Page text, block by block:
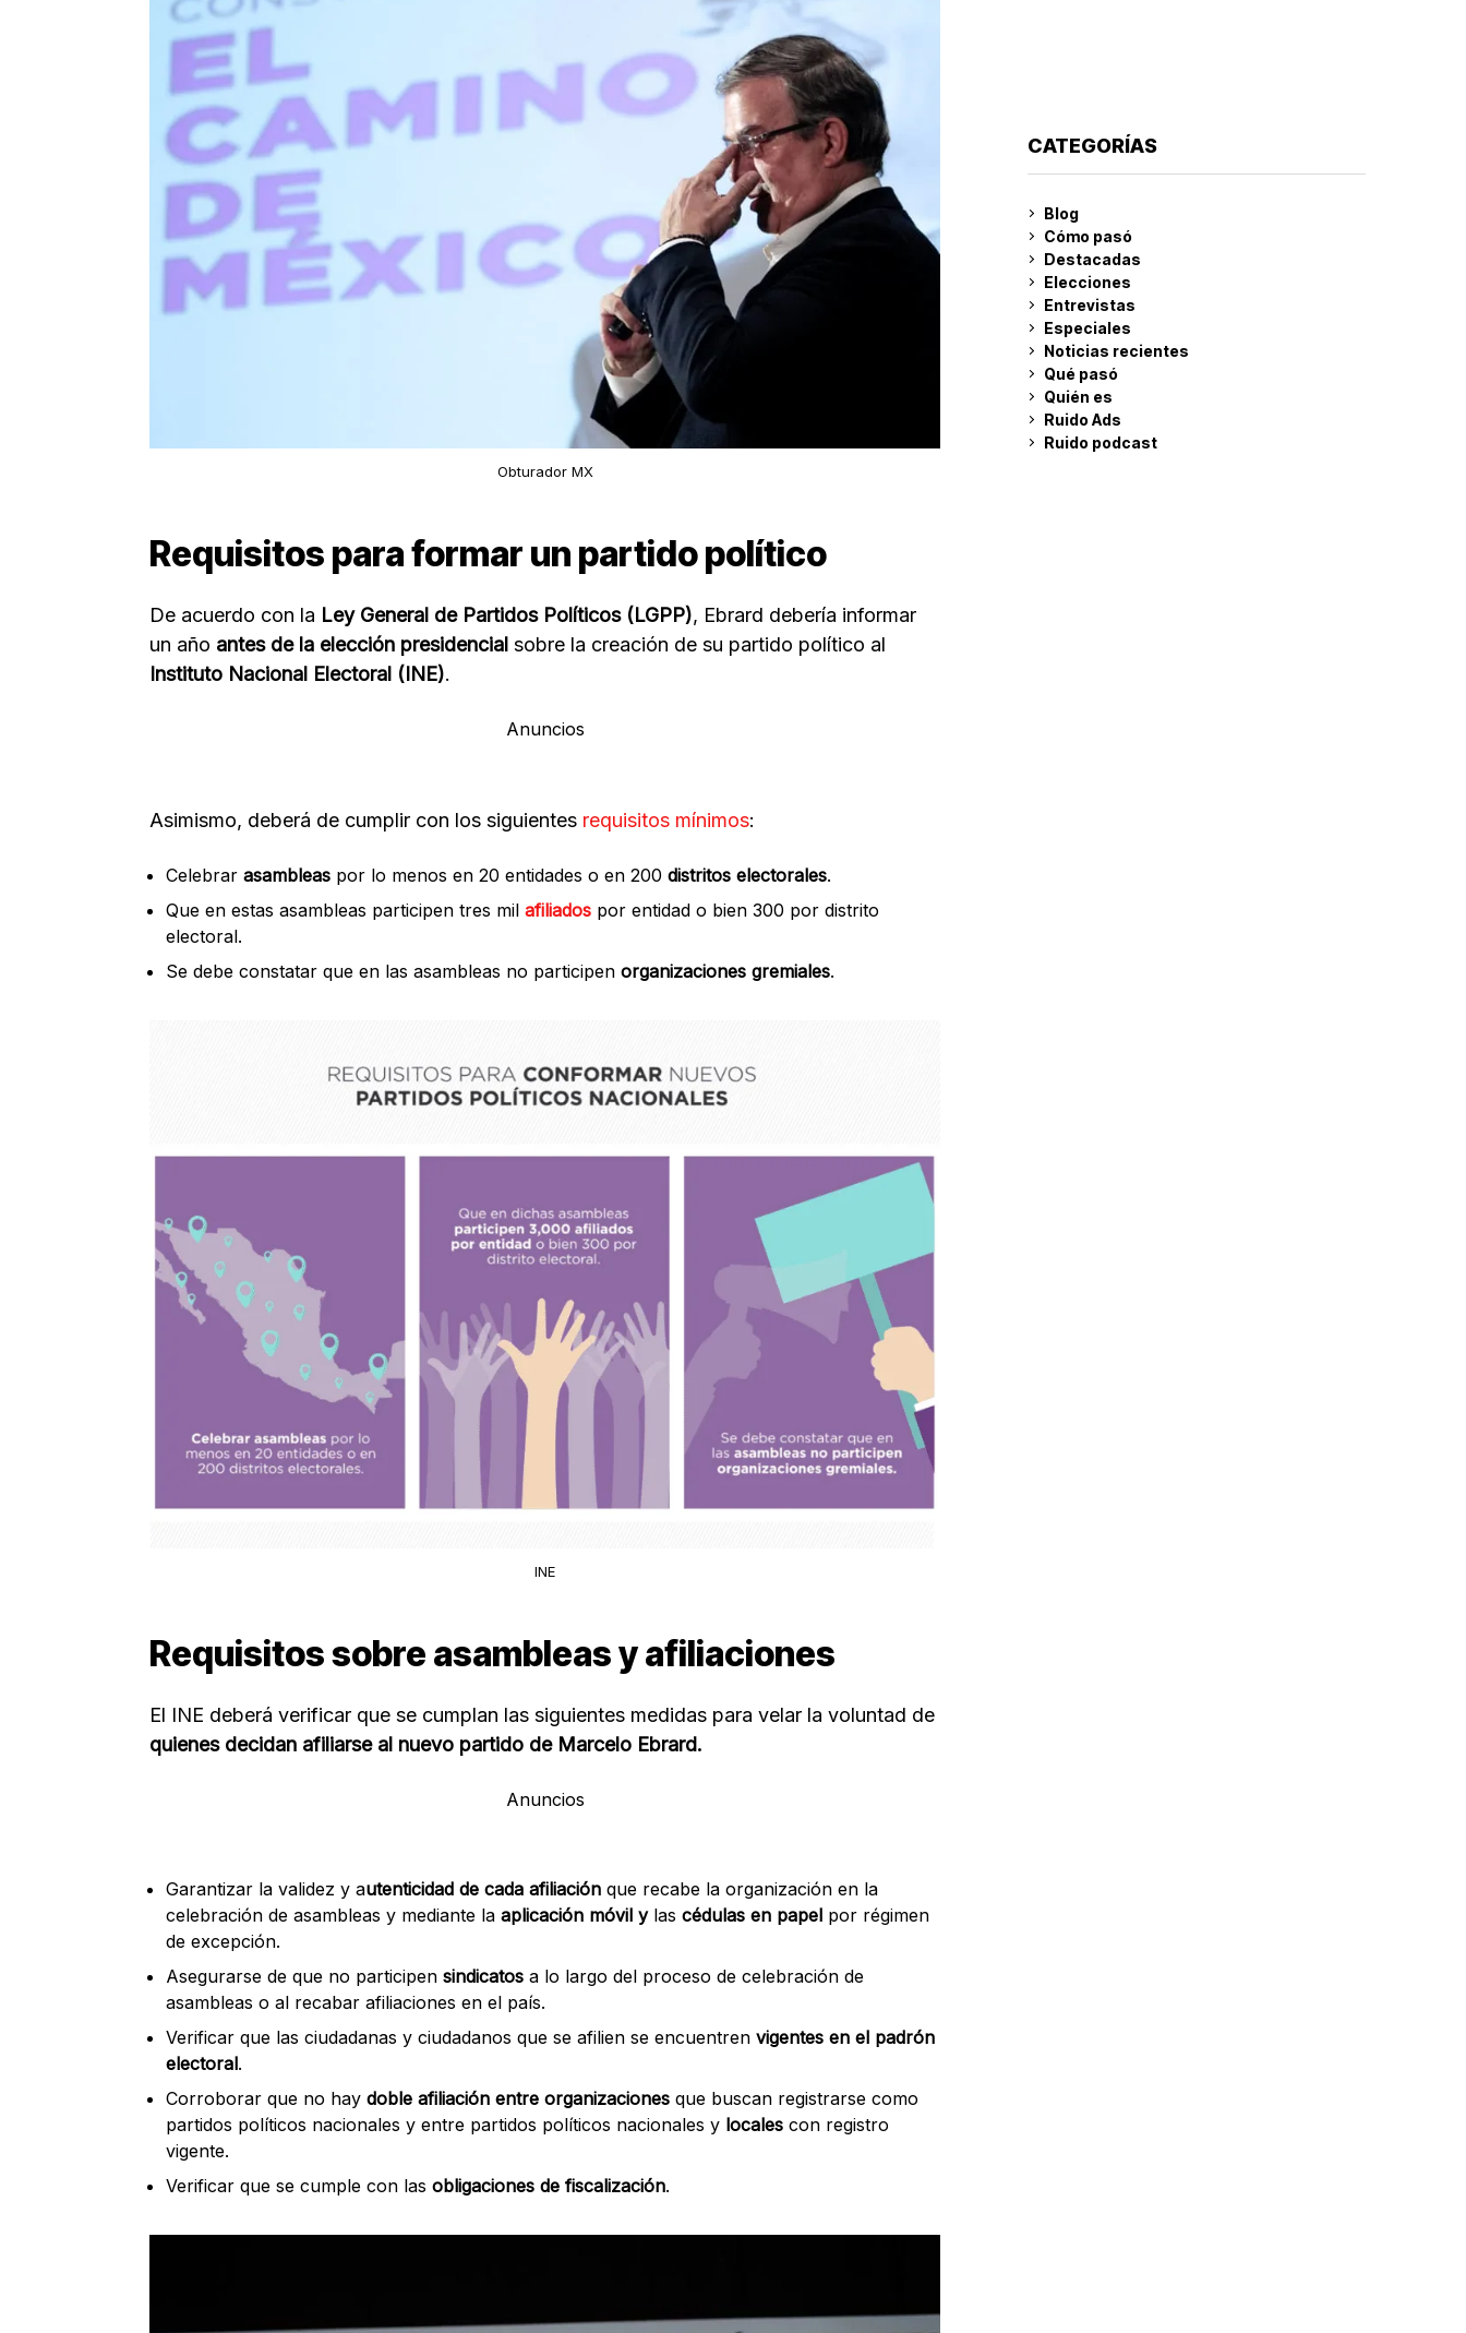
Obturador MX
Requisitos para formar un partido político
De acuerdo con la Ley General de Partidos Políticos (LGPP), Ebrard debería informar
un año antes de la elección presidencial sobre la creación de su partido político al
Instituto Nacional Electoral (INE).
Anuncios
Asimismo, deberá de cumplir con los siguientes requisitos mínimos:
Celebrar asambleas por lo menos en 20 entidades o en 200 distritos electorales.
Que en estas asambleas participen tres mil afiliados por entidad o bien 300 por distrito
electoral.
Se debe constatar que en las asambleas no participen organizaciones gremiales.
INE
Requisitos sobre asambleas y afiliaciones
El INE deberá verificar que se cumplan las siguientes medidas para velar la voluntad de
quienes decidan afiliarse al nuevo partido de Marcelo Ebrard.
Anuncios
Garantizar la validez y autenticidad de cada afiliación que recabe la organización en la
celebración de asambleas y mediante la aplicación móvil ylas cédulas en papel por régimen
de excepción.
Asegurarse de que no participen sindicatos a lo largo del proceso de celebración de
asambleas o al recabar afiliaciones en el país.
Verificar que las ciudadanas y ciudadanos que se afilien se encuentren vigentes en el padrón
electoral.
Corroborar que no hay doble afiliación entre organizaciones que buscan registrarse como
partidos políticos nacionales y entre partidos políticos nacionales y locales con registro
vigente.
Verificar que se cumple con las obligaciones de fiscalización.
CATEGORÍAS
Blog
Cómo pasó
Destacadas
Elecciones
Entrevistas
Especiales
Noticias recientes
Qué pasó
Quién es
Ruido Ads
Ruido podcast